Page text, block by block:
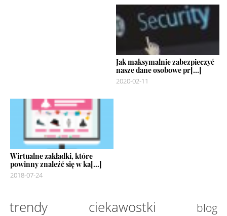
Jak maksymalnie zabezpieczyć
nasze dane osobowe pr[...]
2020-02-11
Wirtualne zakładki, które
powinny znaleźć się w ka[...]
2018-07-24
trendy ciekawostki blog